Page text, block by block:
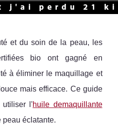
et du soin de la peau, les
bio ont gagné en
à éliminer le maquillage et
mais efficace. Ce guide
utiliser l'huile demaquillante
éclatante.